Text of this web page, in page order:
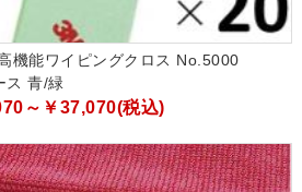
機能ワイピングクロス No.5000
ス 青/緑
～￥37,070(税込)